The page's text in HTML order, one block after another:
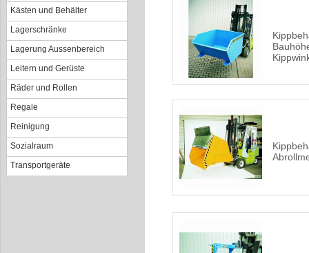
Kästen und Behälter
Lagerschränke
Lagerung Aussenbereich
Leitern und Gerüste
Räder und Rollen
Regale
Reinigung
Sozialraum
Transportgeräte